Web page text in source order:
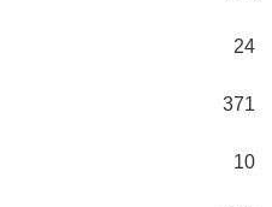
24
371
10